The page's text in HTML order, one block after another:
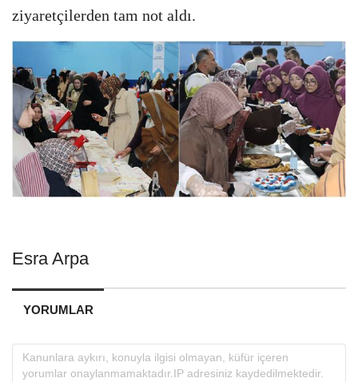
ziyaretçilerden tam not aldı.
Esra Arpa
YORUMLAR